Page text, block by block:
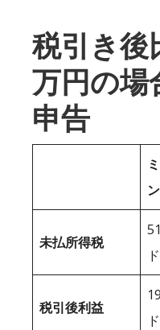
税引き後
万円の場
申告
未払所得税
税引後利益